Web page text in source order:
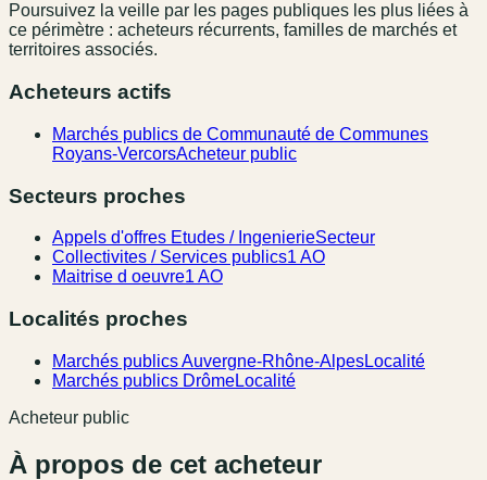
Poursuivez la veille par les pages publiques les plus liées à
ce périmètre : acheteurs récurrents, familles de marchés et
territoires associés.
Acheteurs actifs
Marchés publics de Communauté de Communes
Royans-VercorsAcheteur public
Secteurs proches
Appels d'offres Etudes / IngenierieSecteur
Collectivites / Services publics1 AO
Maitrise d oeuvre1 AO
Localités proches
Marchés publics Auvergne-Rhône-AlpesLocalité
Marchés publics DrômeLocalité
Acheteur public
À propos de cet acheteur